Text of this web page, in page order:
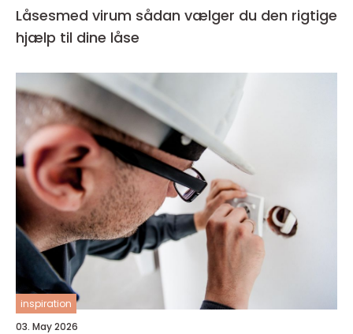
Låsesmed virum sådan vælger du den rigtige
hjælp til dine låse
inspiration
03. May 2026